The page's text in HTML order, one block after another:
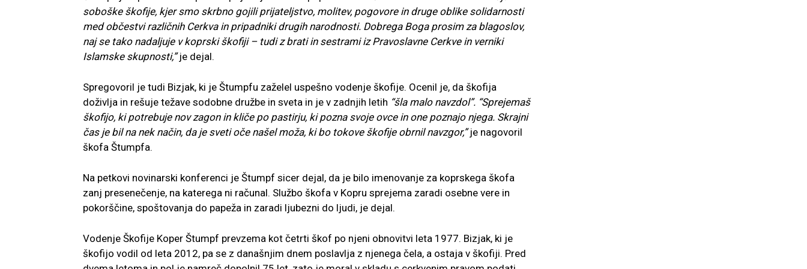
soboške škofije, kjer smo skrbno gojili prijateljstvo, molitev, pogovore in druge oblike solidarnosti
med občestvi različnih Cerkva in pripadniki drugih narodnosti. Dobrega Boga prosim za blagoslov,
naj se tako nadaljuje v koprski škofiji – tudi z brati in sestrami iz Pravoslavne Cerkve in verniki
Islamske skupnosti,”je dejal.
Spregovoril je tudi Bizjak, ki je Štumpfu zaželel uspešno vodenje škofije. Ocenil je, da škofija
doživlja in rešuje težave sodobne družbe in sveta in je v zadnjih letih “šla malo navzdol”. “Sprejemaš
škofijo, ki potrebuje nov zagon in kliče po pastirju, ki pozna svoje ovce in one poznajo njega. Skrajni
čas je bil na nek način, da je sveti oče našel moža, ki bo tokove škofije obrnil navzgor,”je nagovoril
škofa Štumpfa.
Na petkovi novinarski konferenci je Štumpf sicer dejal, da je bilo imenovanje za koprskega škofa
zanj presenečenje, na katerega ni računal. Službo škofa v Kopru sprejema zaradi osebne vere in
pokorščine, spoštovanja do papeža in zaradi ljubezni do ljudi, je dejal.
Vodenje Škofije Koper Štumpf prevzema kot četrti škof po njeni obnovitvi leta 1977. Bizjak, ki je
škofijo vodil od leta 2012, pa se z današnjim dnem poslavlja z njenega čela, a ostaja v škofiji. Pred